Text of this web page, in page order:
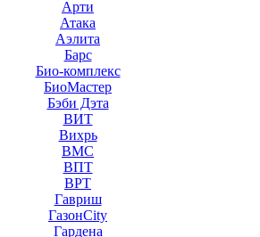
Арти
Атака
Аэлита
Барс
Био-комплекс
БиоМастер
Бэби Дэта
ВИТ
Вихрь
ВМС
ВПТ
ВРТ
Гавриш
ГазонCity
Гардена